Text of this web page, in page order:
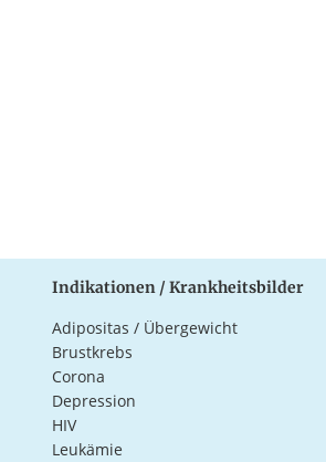
Indikationen / Krankheitsbilder
Adipositas / Übergewicht
Brustkrebs
Corona
Depression
HIV
Leukämie